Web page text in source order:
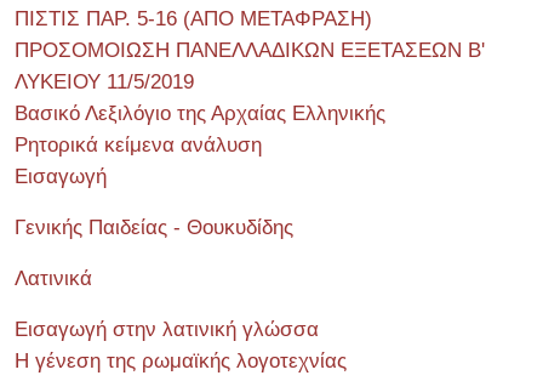
ΠΙΣΤΙΣ ΠΑΡ. 5-16 (ΑΠΟ ΜΕΤΑΦΡΑΣΗ)
ΠΡΟΣΟΜΟΙΩΣΗ ΠΑΝΕΛΛΑΔΙΚΩΝ ΕΞΕΤΑΣΕΩΝ Β'
ΛΥΚΕΙΟΥ 11/5/2019
Βασικό Λεξιλόγιο της Αρχαίας Ελληνικής
Ρητορικά κείμενα ανάλυση
Εισαγωγή
Γενικής Παιδείας - Θουκυδίδης
Λατινικά
Εισαγωγή στην λατινική γλώσσα
Η γένεση της ρωμαϊκής λογοτεχνίας